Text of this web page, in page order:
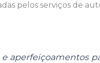
pelos serviços de
aperfeiçoamentos